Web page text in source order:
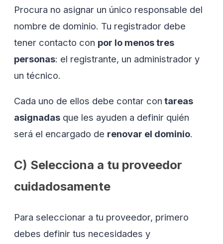
Procura no asignar un único responsable del
nombre de dominio. Tu registrador debe
tener contacto con por lo menos tres
personas: el registrante, un administrador y
un técnico.
Cada uno de ellos debe contar con tareas
asignadas que les ayuden a definir quién
será el encargado de renovar el dominio.
C) Selecciona a tu proveedor
cuidadosamente
Para seleccionar a tu proveedor, primero
debes definir tus necesidades y